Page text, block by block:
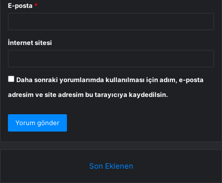
E-posta *
İnternet sitesi
Daha sonraki yorumlarımda kullanılması için adım, e-posta
adresim ve site adresim bu tarayıcıya kaydedilsin.
Son Eklenen